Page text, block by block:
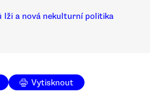
lži a nová nekulturní politika
Vytisknout